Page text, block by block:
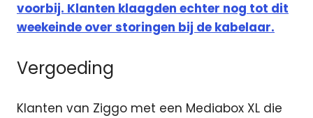
voorbij. Klanten klaagden echter nog tot dit
weekeinde over storingen bij de kabelaar.
Vergoeding
Klanten van Ziggo met een Mediabox XL die